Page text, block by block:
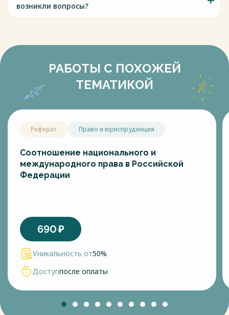
возникли вопросы?
РАБОТЫ С ПОХОЖЕЙ
ТЕМАТИКОЙ
Реферат Право и юриспруденция
Соотношение национального и
международного права в Российской
Федерации
690₽
Уникальность от50%
Доступпосле оплаты